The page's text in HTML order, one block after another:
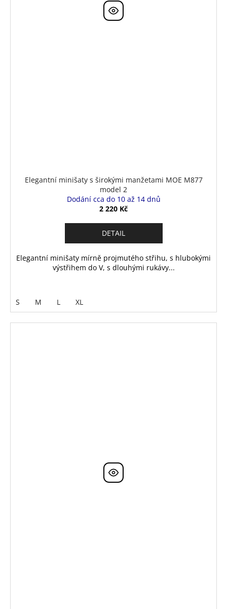
Elegantní minišaty s širokými manžetami MOE M877
model 2
Dodání cca do 10 až 14 dnů
2 220 Kč
DETAIL
Elegantní minišaty mírně projmutého střihu, s hlubokými
výstřihem do V, s dlouhými rukávy...
S M L XL